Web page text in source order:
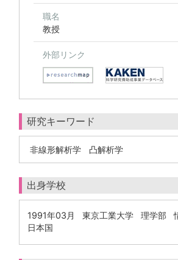
職名
教授
外部リンク
研究キーワード
非線形解析学 凸解析学
出身学校
1991年03月 東京工業大学 理学部
日本国